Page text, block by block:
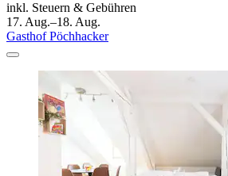
inkl. Steuern & Gebühren
17. Aug.–18. Aug.
Gasthof Pöchhacker